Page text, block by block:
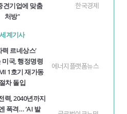
견기업에 맞춤
처방"
한국경제
세계기사
력 르네상스’
미국, 행정명령
1호기 재가동
절차 돌입
에너지플랫폼뉴스
력, 2040년까지
폭격… ‘AI 발